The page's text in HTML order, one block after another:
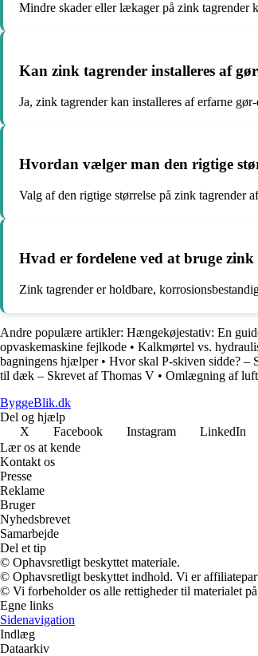
Mindre skader eller lækager på zink tagrender
Kan zink tagrender installeres af
Ja, zink tagrender kan installeres af erfarne
Hvordan vælger man den rigtige
Valg af den rigtige størrelse på zink tagrender
Hvad er fordelene ved at bruge zink
Zink tagrender er holdbare,
Andre populære artikler: Hængekøjestativ: En
opvaskemaskine fejlkode • Kalkmørtel vs.
bagningens hjælper• Hvor skal P-skiven sidde? –
til dæk – Skrevet af Thomas V • Omlægning af
ByggeBlik.dk
Del og hjælp
X
Facebook Instagram LinkedIn
Lær os at kende
Kontakt os
Presse
Reklame
Bruger
Nyhedsbrevet
Samarbejde
Del et tip
© Ophavsretligt beskyttet materiale.
© Ophavsretligt beskyttet indhold. Vi er
© Vi forbeholder os alle rettigheder til materialet
Egne links
Sidenavigation
Indlæg
Dataarkiv